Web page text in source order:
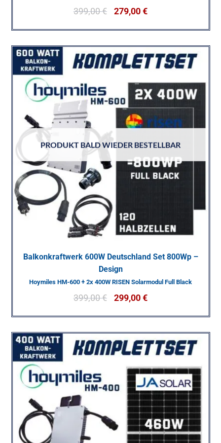
399,00€ 279,00€
PRODUKT BALD WIEDER BESTELLBAR
Balkonkraftwerk 600W Deutschland Set 800Wp –
Design
Hoymiles HM-600 + 2x 400W RISEN Solarmodul Full Black
399,00€ 299,00€